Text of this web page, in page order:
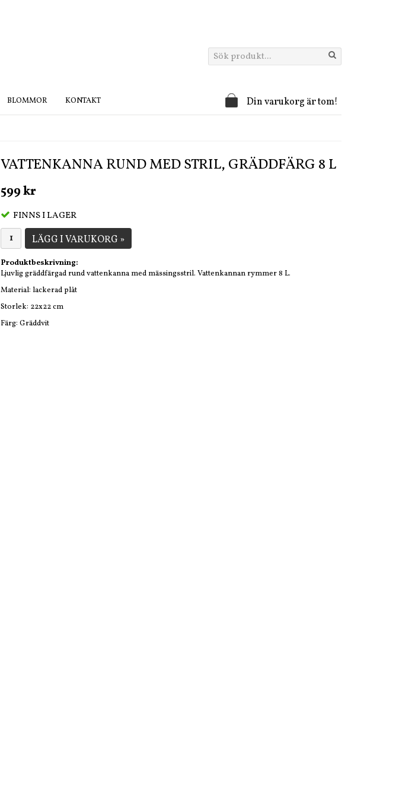
BLOMMOR KONTAKT Din varukorg är tom!
VATTENKANNA RUND MED STRIL, GRÄDDFÄRG 8 L
599 kr
FINNS I LAGER
LÄGG I VARUKORG »
Produktbeskrivning:
Ljuvlig gräddfärgad rund vattenkanna med mässingsstril. Vattenkannan rymmer 8 L.
Material: lackerad plåt
Storlek: 22x22 cm
Färg: Gräddvit